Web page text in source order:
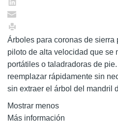
Árboles para coronas de sierra
piloto de alta velocidad que se
portátiles o taladradoras de
reemplazar rápidamente sin
sin extraer el árbol del mandril
Mostrar menos
Más información